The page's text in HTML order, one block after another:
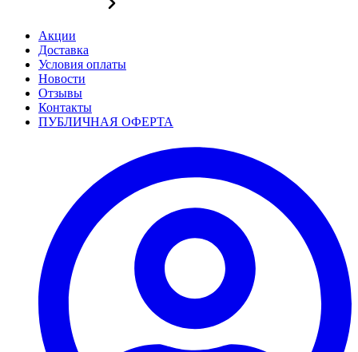
Акции
Доставка
Условия оплаты
Новости
Отзывы
Контакты
ПУБЛИЧНАЯ ОФЕРТА